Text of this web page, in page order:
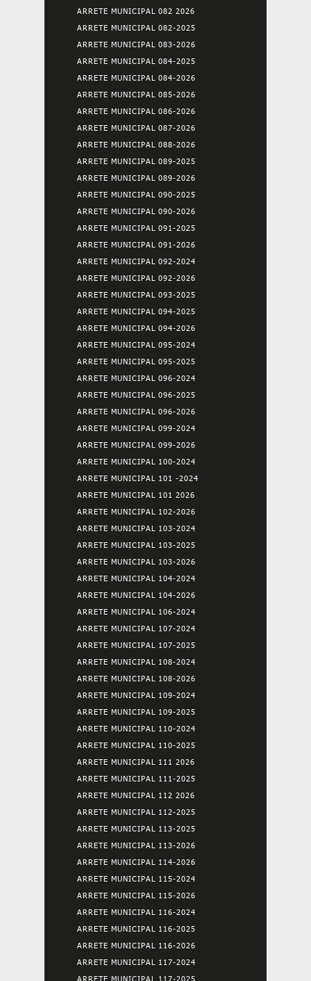
ARRETE MUNICIPAL 082 2026
ARRETE MUNICIPAL 082-2025
ARRETE MUNICIPAL 083-2026
ARRETE MUNICIPAL 084-2025
ARRETE MUNICIPAL 084-2026
ARRETE MUNICIPAL 085-2026
ARRETE MUNICIPAL 086-2026
ARRETE MUNICIPAL 087-2026
ARRETE MUNICIPAL 088-2026
ARRETE MUNICIPAL 089-2025
ARRETE MUNICIPAL 089-2026
ARRETE MUNICIPAL 090-2025
ARRETE MUNICIPAL 090-2026
ARRETE MUNICIPAL 091-2025
ARRETE MUNICIPAL 091-2026
ARRETE MUNICIPAL 092-2024
ARRETE MUNICIPAL 092-2026
ARRETE MUNICIPAL 093-2025
ARRETE MUNICIPAL 094-2025
ARRETE MUNICIPAL 094-2026
ARRETE MUNICIPAL 095-2024
ARRETE MUNICIPAL 095-2025
ARRETE MUNICIPAL 096-2024
ARRETE MUNICIPAL 096-2025
ARRETE MUNICIPAL 096-2026
ARRETE MUNICIPAL 099-2024
ARRETE MUNICIPAL 099-2026
ARRETE MUNICIPAL 100-2024
ARRETE MUNICIPAL 101 -2024
ARRETE MUNICIPAL 101 2026
ARRETE MUNICIPAL 102-2026
ARRETE MUNICIPAL 103-2024
ARRETE MUNICIPAL 103-2025
ARRETE MUNICIPAL 103-2026
ARRETE MUNICIPAL 104-2024
ARRETE MUNICIPAL 104-2026
ARRETE MUNICIPAL 106-2024
ARRETE MUNICIPAL 107-2024
ARRETE MUNICIPAL 107-2025
ARRETE MUNICIPAL 108-2024
ARRETE MUNICIPAL 108-2026
ARRETE MUNICIPAL 109-2024
ARRETE MUNICIPAL 109-2025
ARRETE MUNICIPAL 110-2024
ARRETE MUNICIPAL 110-2025
ARRETE MUNICIPAL 111 2026
ARRETE MUNICIPAL 111-2025
ARRETE MUNICIPAL 112 2026
ARRETE MUNICIPAL 112-2025
ARRETE MUNICIPAL 113-2025
ARRETE MUNICIPAL 113-2026
ARRETE MUNICIPAL 114-2026
ARRETE MUNICIPAL 115-2024
ARRETE MUNICIPAL 115-2026
ARRETE MUNICIPAL 116-2024
ARRETE MUNICIPAL 116-2025
ARRETE MUNICIPAL 116-2026
ARRETE MUNICIPAL 117-2024
ARRETE MUNICIPAL 117-2025